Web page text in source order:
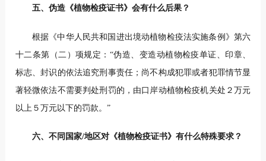
五、伪造《植物检疫证书》 会有什么后果？
根据《中华人民共和国进出境动植物检疫法实施条例》第六
十二条第（二）项规定：“伪造、变造动植物检疫单证、印章、
标志、封识的依法追究刑事责任；尚不构成犯罪或者犯罪情节显
著轻微依法不需要判处刑罚的，由口岸动植物检疫机关处２万元
以上５万元以下的罚款。”
六、不同国家/地区对《植物检疫证书》有什么特殊要求？